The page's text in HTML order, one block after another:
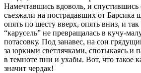
Намечтавшись вдоволь, и спустившись
съезжали на пострадавших от Барсика
опять по шесту вверх, опять вниз, и
“карусель” не превращалась в кучу-
потасовку. Под занавес, на сон
за юркими светлячками, спотыкаясь и
в темноте пни и ухабы. Вот, что такое
значит чердак!